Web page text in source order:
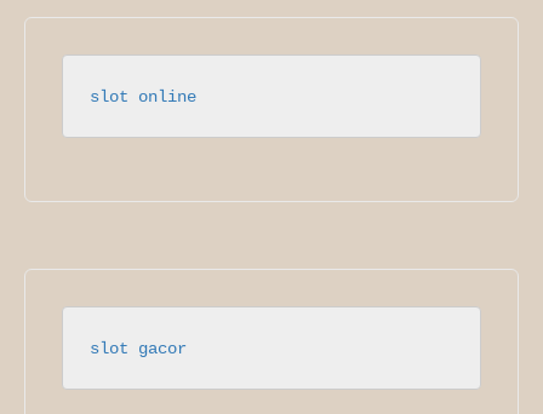
slot online
slot gacor